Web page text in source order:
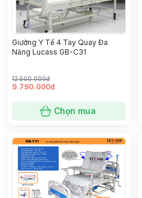
Giường Y Tế 4 Tay Quay Đa
Năng Lucass GB-C31
12.500.000đ
9.790.000đ
Chọn mua